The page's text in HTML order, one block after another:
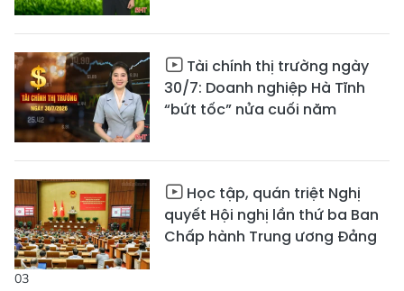
Tài chính thị trường ngày
30/7: Doanh nghiệp Hà Tĩnh
“bứt tốc” nửa cuối năm
03
Học tập, quán triệt Nghị
quyết Hội nghị lần thứ ba Ban
Chấp hành Trung ương Đảng